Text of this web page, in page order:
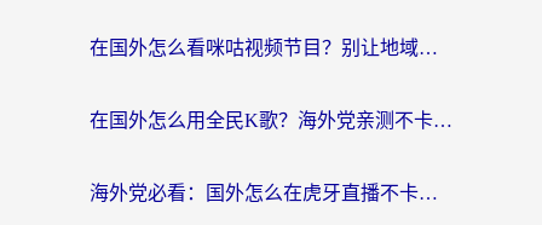
在国外怎么看咪咕视频节目？别让地域限制挡住你的追剧自由
在国外怎么用全民K歌？海外党亲测不卡顿的回国加速秘籍
海外党必看：国外怎么在虎牙直播不卡顿？附腾讯视频网易云音乐解决方案